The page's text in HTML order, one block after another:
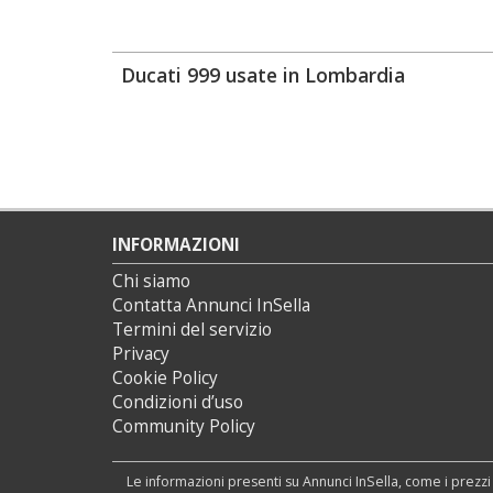
Ducati 999 usate in Lombardia
INFORMAZIONI
Chi siamo
Contatta Annunci InSella
Termini del servizio
Privacy
Cookie Policy
Condizioni d’uso
Community Policy
Le informazioni presenti su Annunci InSella, come i